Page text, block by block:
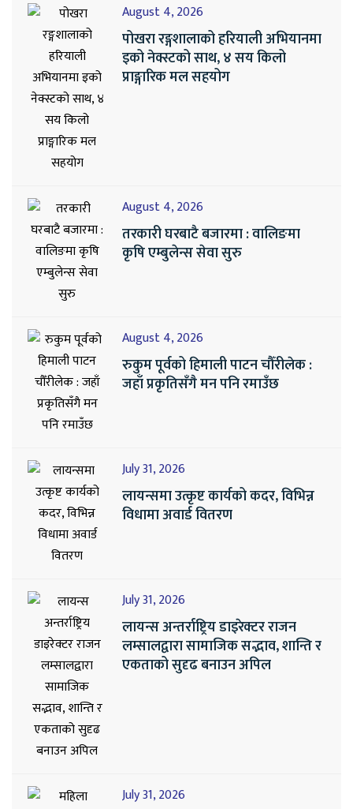
August 4, 2026
पोखरा रङ्गशालाको हरियाली अभियानमा
इको नेक्स्टको साथ, ४ सय किलो
प्राङ्गारिक मल सहयोग
August 4, 2026
तरकारी घरबाटै बजारमा : वालिङमा
कृषि एम्बुलेन्स सेवा सुरु
August 4, 2026
रुकुम पूर्वको हिमाली पाटन चौँरीलेक :
जहाँ प्रकृतिसँगै मन पनि रमाउँछ
July 31, 2026
लायन्समा उत्कृष्ट कार्यको कदर, विभिन्न
विधामा अवार्ड वितरण
July 31, 2026
लायन्स अन्तर्राष्ट्रिय डाइरेक्टर राजन
लम्सालद्वारा सामाजिक सद्भाव, शान्ति र
एकताको सुदृढ बनाउन अपिल
July 31, 2026